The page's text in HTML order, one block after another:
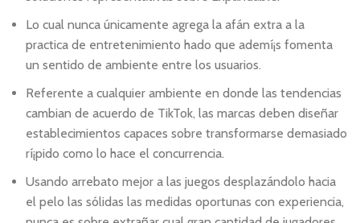
Lo cual nunca únicamente agrega la afán extra a la
practica de entretenimiento hado que ademí¡s fomenta
un sentido de ambiente entre los usuarios.
Referente a cualquier ambiente en donde las tendencias
cambian de acuerdo de TikTok, las marcas deben diseñar
establecimientos capaces sobre transformarse demasiado
rí¡pido como lo hace el concurrencia.
Usando arrebato mejor a las juegos desplazándolo hacia
el pelo las sólidas las medidas oportunas con experiencia,